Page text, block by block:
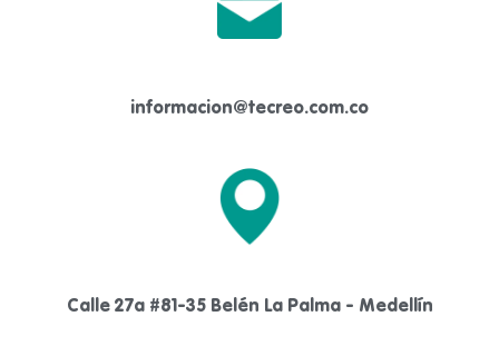
informacion@tecreo.com.co
Calle 27a #81-35 Belén La Palma - Medellín